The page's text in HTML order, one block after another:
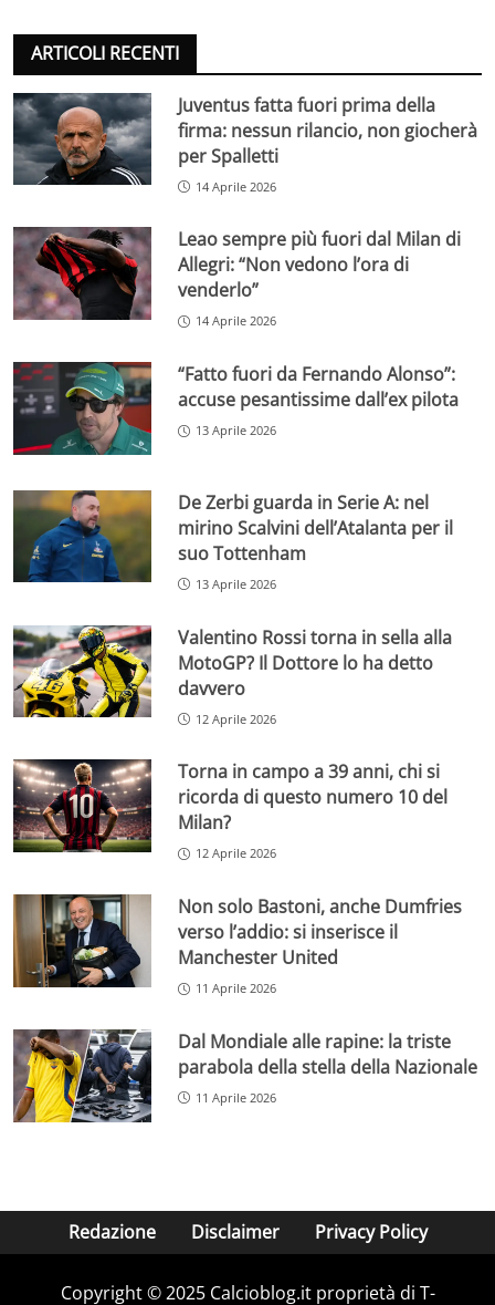
ARTICOLI RECENTI
Juventus fatta fuori prima della
firma: nessun rilancio, non giocherà
per Spalletti
14 Aprile 2026
Leao sempre più fuori dal Milan di
Allegri: “Non vedono l’ora di
venderlo”
14 Aprile 2026
“Fatto fuori da Fernando Alonso”:
accuse pesantissime dall’ex pilota
13 Aprile 2026
De Zerbi guarda in Serie A: nel
mirino Scalvini dell’Atalanta per il
suo Tottenham
13 Aprile 2026
Valentino Rossi torna in sella alla
MotoGP? Il Dottore lo ha detto
davvero
12 Aprile 2026
Torna in campo a 39 anni, chi si
ricorda di questo numero 10 del
Milan?
12 Aprile 2026
Non solo Bastoni, anche Dumfries
verso l’addio: si inserisce il
Manchester United
11 Aprile 2026
Dal Mondiale alle rapine: la triste
parabola della stella della Nazionale
11 Aprile 2026
Redazione Disclaimer Privacy Policy
Copyright © 2025 Calcioblog.it proprietà di T-